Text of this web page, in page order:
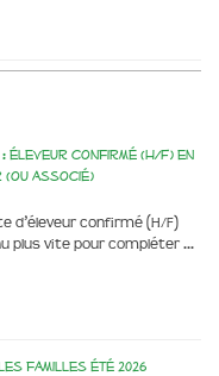
éleveur confirmé (H/F) en
associé)
d’éleveur confirmé (H/F)
plus vite pour compléter …
familles été 2026